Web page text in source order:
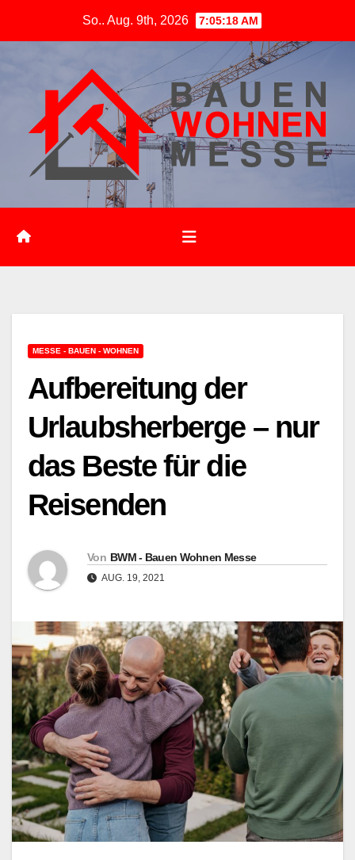
So.. Aug. 9th, 2026 7:05:19 AM
MESSE - BAUEN - WOHNEN
Aufbereitung der
Urlaubsherberge – nur
das Beste für die
Reisenden
Von BWM - Bauen Wohnen Messe
AUG. 19, 2021